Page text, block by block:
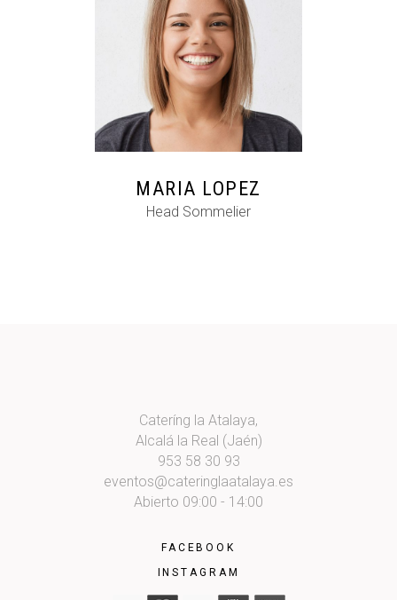
FB IG IN
MARIA LOPEZ
Head Sommelier
Cateríng la Atalaya,
Alcalá la Real (Jaén)
953 58 30 93
eventos@cateringlaatalaya.es
Abierto 09:00 - 14:00
FACEBOOK
INSTAGRAM